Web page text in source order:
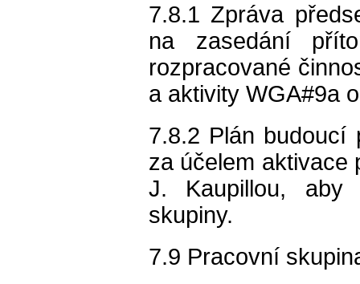
7.8.1 Zpráva
na zasedání
rozpracované
a aktivity WGA#9a
7.8.2 Plán budoucí
za účelem aktivace
J. Kaupillou, aby
skupiny.
7.9 Pracovní